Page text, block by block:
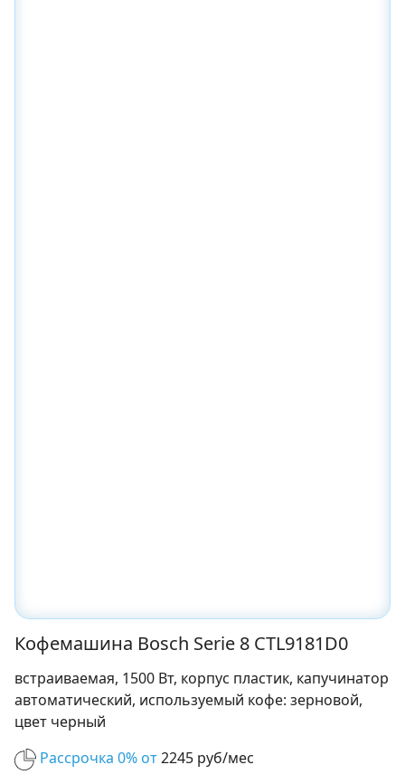
Кофемашина Bosch Serie 8 CTL9181D0
встраиваемая, 1500 Вт, корпус пластик, капучинатор
автоматический, используемый кофе: зерновой,
цвет черный
Рассрочка 0% от2245 руб/мес